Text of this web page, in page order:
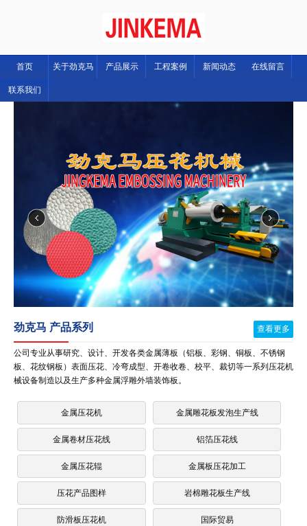
首页 关于劲克马 产品展示 工程案例 新闻动态 在线留言
联系我们
劲克马 产品系列 查看更多
公司专业从事研究、设计、开发各类金属薄板（铝板、彩钢、铜板、不锈钢
板、花纹钢板）表面压花、冷弯成型、开卷收卷、校平、裁切等一系列压花机
械设备制造以及生产多种金属浮雕外墙装饰板。
金属压花机 金属雕花板发泡生产线
金属卷材压花线 铝箔压花线
金属压花辊 金属板压花加工
压花产品图样 岩棉雕花板生产线
防滑板压花机 国际贸易